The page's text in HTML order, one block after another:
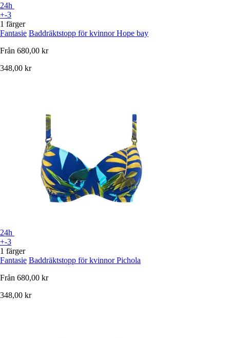
24h
+-3
1 färger
Fantasie Baddräktstopp för kvinnor Hope bay
Från 680,00 kr
348,00 kr
24h
+-3
1 färger
Fantasie Baddräktstopp för kvinnor Pichola
Från 680,00 kr
348,00 kr